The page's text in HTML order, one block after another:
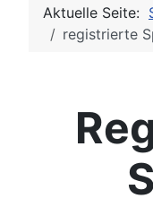
Aktuelle Seite:
registrierte